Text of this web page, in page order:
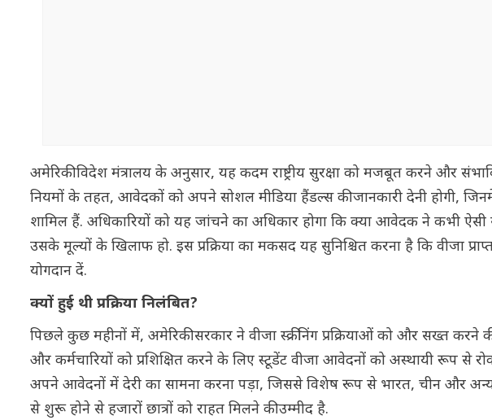
अमेरिकी विदेश मंत्रालय के अनुसार, यह कदम राष्ट्रीय सुरक्षा को मजबूत करने और
नियमों के तहत, आवेदकों को अपने सोशल मीडिया हैंडल्स की जानकारी देनी होगी,
शामिल हैं. अधिकारियों को यह जांचने का अधिकार होगा कि क्या आवेदक ने कभी ऐसी
उसके मूल्यों के खिलाफ हो. इस प्रक्रिया का मकसद यह सुनिश्चित करना है कि वीजा
योगदान दें.
क्यों हुई थी प्रक्रिया निलंबित?
पिछले कुछ महीनों में, अमेरिकी सरकार ने वीजा स्क्रीनिंग प्रक्रियाओं को और सख्त करने
और कर्मचारियों को प्रशिक्षित करने के लिए स्टूडेंट वीजा आवेदनों को अस्थायी रूप से रोक
अपने आवेदनों में देरी का सामना करना पड़ा, जिससे विशेष रूप से भारत, चीन और अन्य
से शुरू होने से हजारों छात्रों को राहत मिलने की उम्मीद है.